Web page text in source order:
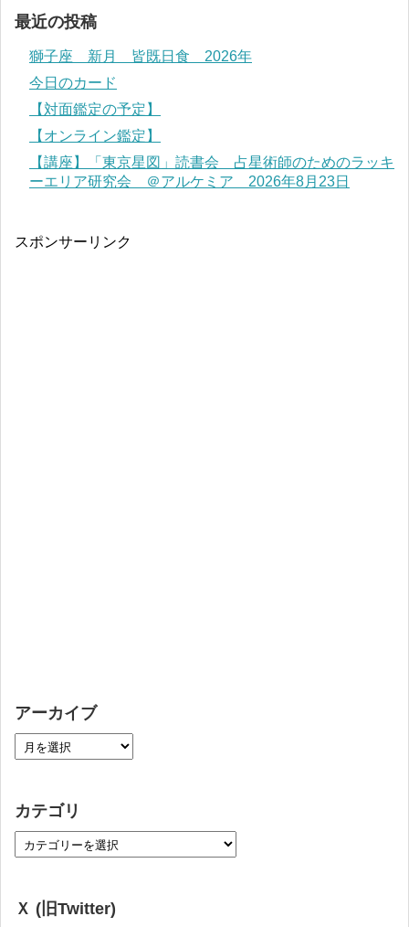
最近の投稿
獅子座 新月 皆既日食 2026年
今日のカード
【対面鑑定の予定】
【オンライン鑑定】
【講座】「東京星図」読書会 占星術師のためのラッキ
ーエリア研究会 ＠アルケミア 2026年8月23日
スポンサーリンク
アーカイブ
カテゴリ
Ｘ (旧Twitter)